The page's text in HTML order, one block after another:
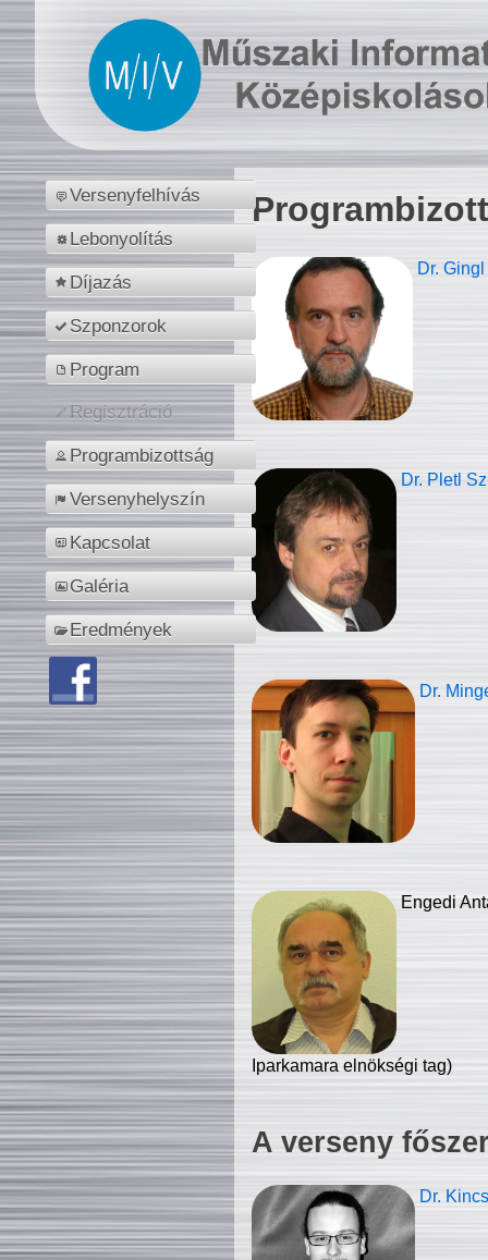
Versenyfelhívás
Lebonyolítás
Díjazás
Szponzorok
Program
Regisztráció
Programbizottság
Versenyhelyszín
Kapcsolat
Galéria
Eredmények
Dr.
Dr. Pletl
Dr.
Engedi
Iparkamara elnökségi tag)
A verseny
Dr.